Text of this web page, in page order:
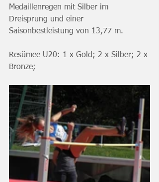
Medaillenregen mit Silber im
Dreisprung und einer
Saisonbestleistung von 13,77 m.
Resümee U20: 1 x Gold; 2 x Silber; 2 x
Bronze;